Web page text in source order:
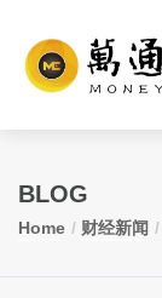
BLOG
Home 财经新闻